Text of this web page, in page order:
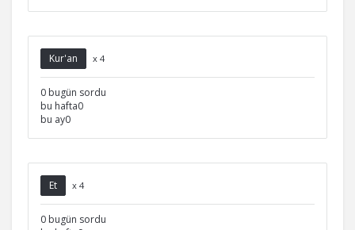
Kur'an x 4
0 bugün sordu
bu hafta0
bu ay0
Et x 4
0 bugün sordu